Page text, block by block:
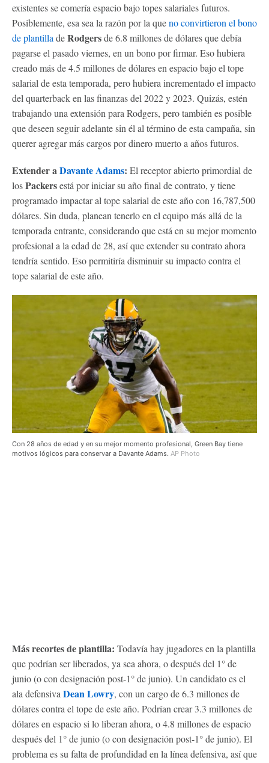
existentes se comería espacio bajo topes salariales futuros.
Posiblemente, esa sea la razón por la queno convirtieron el bono
de plantilla deRodgersde 6.8 millones de dólares que debía
pagarse el pasado viernes, en un bono por firmar. Eso hubiera
creado más de 4.5 millones de dólares en espacio bajo el tope
salarial de esta temporada, pero hubiera incrementado el impacto
del quarterback en las finanzas del 2022 y 2023. Quizás, estén
trabajando una extensión para Rodgers, pero también es posible
que deseen seguir adelante sin él al término de esta campaña, sin
querer agregar más cargos por dinero muerto a años futuros.
Extender a Davante Adams: El receptor abierto primordial de
losPackersestá por iniciar su año final de contrato, y tiene
programado impactar al tope salarial de este año con 16,787,500
dólares. Sin duda, planean tenerlo en el equipo más allá de la
temporada entrante, considerando que está en su mejor momento
profesional a la edad de 28, así que extender su contrato ahora
tendría sentido. Eso permitiría disminuir su impacto contra el
tope salarial de este año.
Con 28 años de edad y en su mejor momento profesional, Green Bay tiene
motivos lógicos para conservar a Davante Adams. AP Photo
Más recortes de plantilla: Todavía hay jugadores en la plantilla
que podrían ser liberados, ya sea ahora, o después del 1° de
junio (o con designación post-1° de junio). Un candidato es el
ala defensivaDean Lowry, con un cargo de 6.3 millones de
dólares contra el tope de este año. Podrían crear 3.3 millones de
dólares en espacio si lo liberan ahora, o 4.8 millones de espacio
después del 1° de junio (o con designación post-1° de junio). El
problema es su falta de profundidad en la línea defensiva, así que